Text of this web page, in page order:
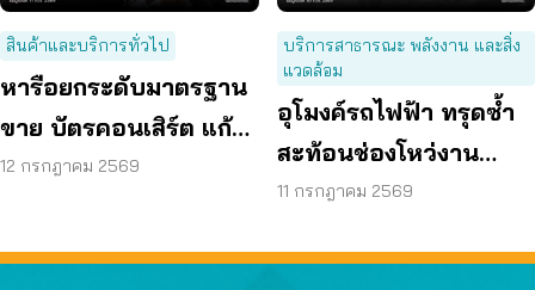
สินค้าและบริการทั่วไป
หารือยกระดับมาตรฐาน
ขาย บัตรคอนเสิร์ต แก้
บอต – รีเซลล์ – คืนเงิน
12 กรกฎาคม 2569
บริการสาธารณะ พลังงาน และสิ่ง
แวดล้อม
อุโมงค์รถไฟฟ้า ทรุดซ้ำ
สะท้อนช่องโหว่งาน
ก่อสร้าง จี้ตรวจ
11 กรกฎาคม 2569